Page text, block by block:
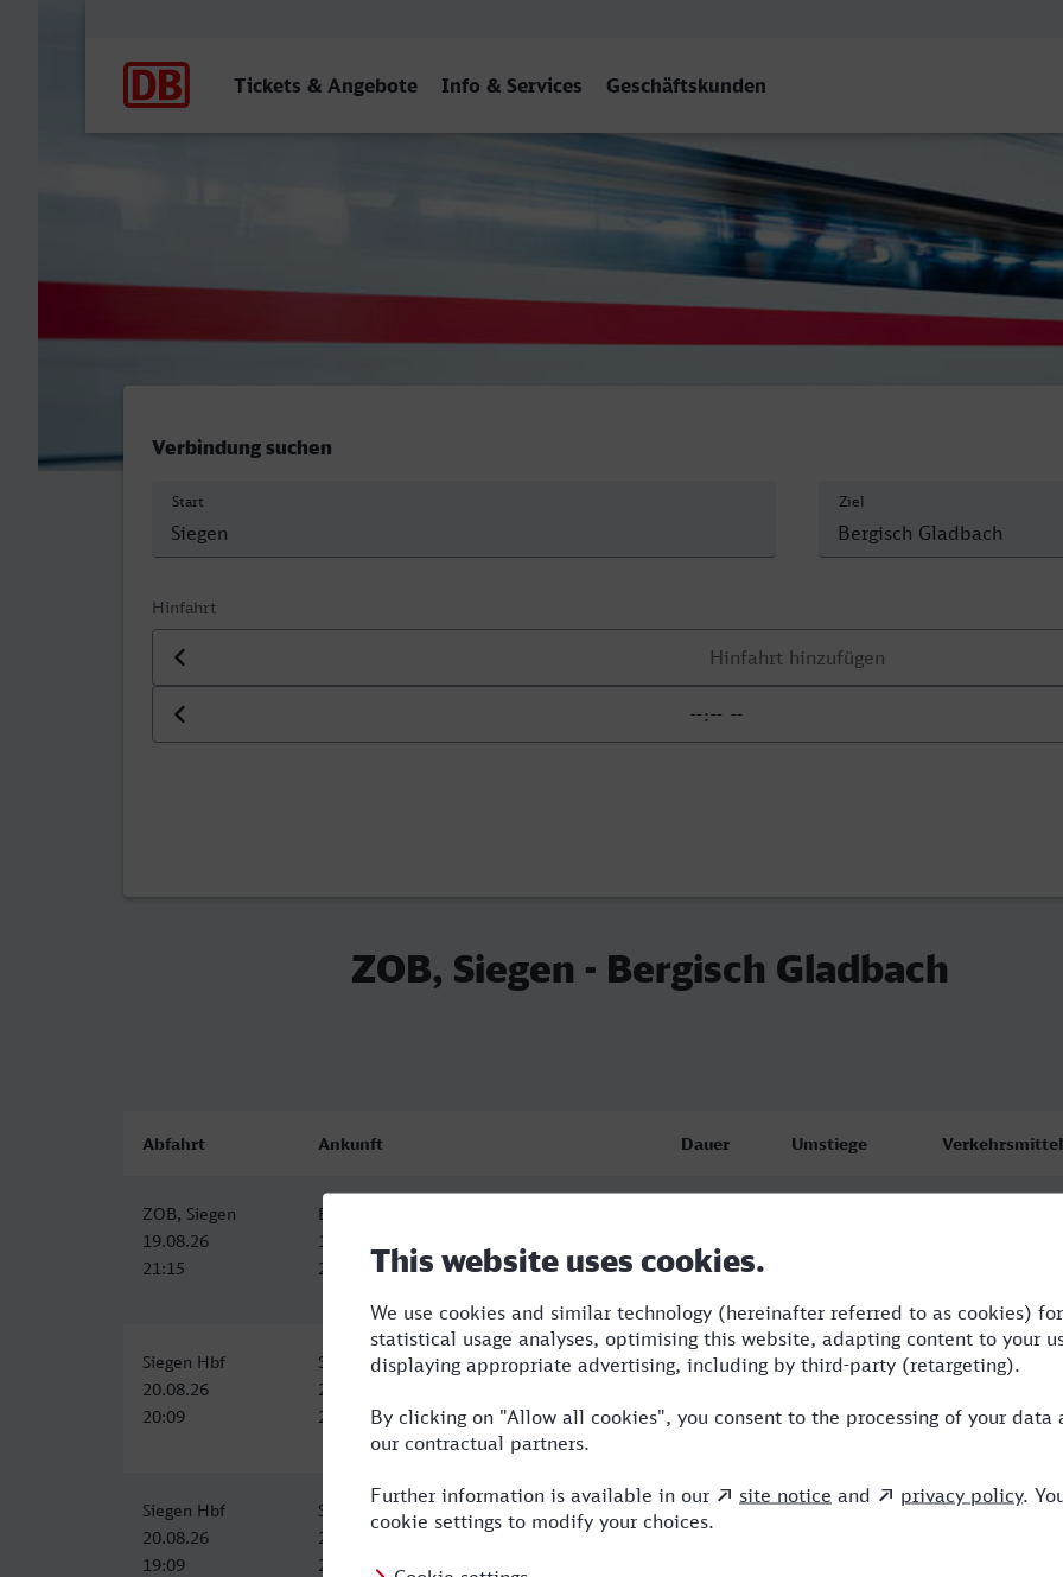
Tickets & Angebote Info & Services Geschäftskunden
ZOB, Siegen - Bergisch Gladbach
Verbindung suchen
Start Ziel
Hinfahrt
Datum der Hinfahrt
Uhrzeit der Hinfahrt
ZOB, Siegen - Bergisch Gladbach
Abfahrt Ankunft Dauer Umstiege Verkehrsmittel
ZOB, Siegen
19.08.26
21:15
Bergisch Gladbach
19.08.26
23:08
Siegen Hbf
20.08.26
20:09
S-Bahnhof, Bergisch Gladbach
20.08.26
22:47
2:38 1 BUS,RE
Siegen Hbf
20.08.26
19:09
S-Bahnhof, Bergisch Gladbach
20.08.26
22:19
1 BUS,RE